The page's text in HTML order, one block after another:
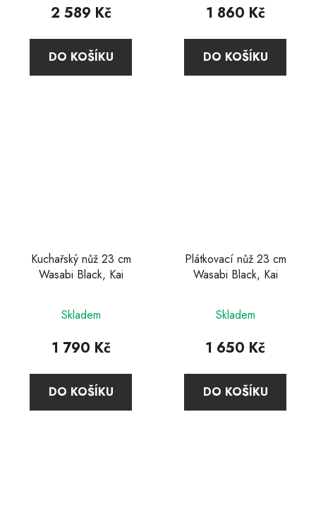
produktu
5,0
z
2 589 Kč
DO KOŠÍKU
1 860 Kč
DO KOŠÍKU
Kuchařský nůž 23 cm
Wasabi Black, Kai
Skladem
1 790 Kč
DO KOŠÍKU
Plátkovací nůž 23 cm
Wasabi Black, Kai
hodnocení
produktu
5,0
z
Skladem
1 650 Kč
DO KOŠÍKU